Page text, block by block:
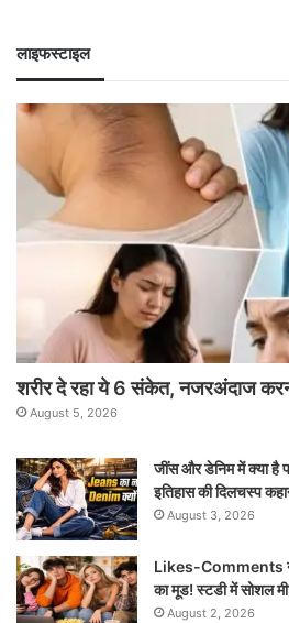
लाइफस्टाइल
शरीर दे रहा ये 6 संकेत, नजरअंदाज
August 5, 2026
जींस और डेनिम में क्या है
इतिहास की दिलचस्प
August 3, 2026
Likes-Comments
का मूड! स्टडी में सोशल
August 2, 2026